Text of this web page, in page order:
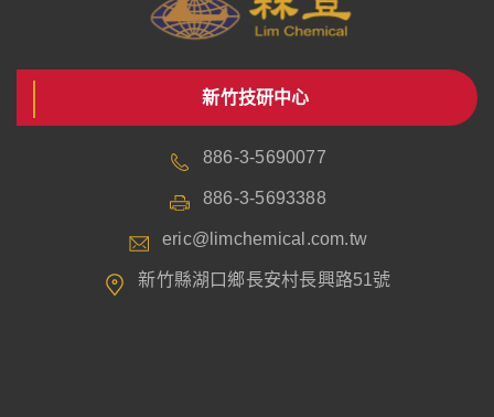
新竹技研中心
886-3-5690077
886-3-5693388
eric@limchemical.com.tw
新竹縣湖口鄉長安村長興路51號